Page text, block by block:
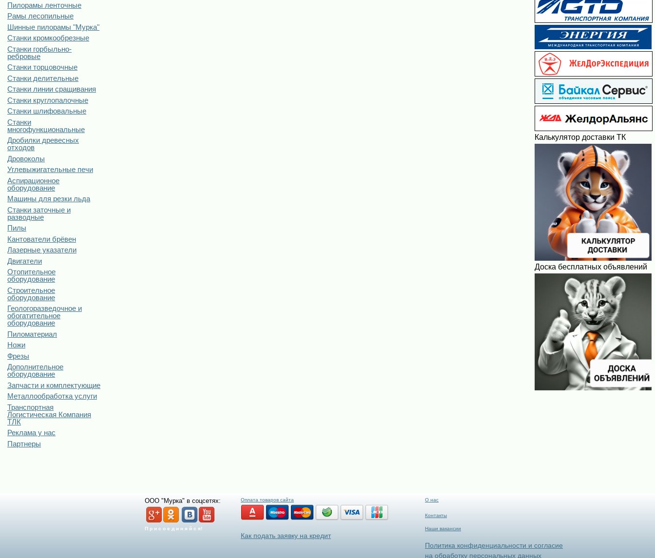
Пилорамы ленточные
Рамы лесопильные
Шинные пилорамы "Мурка"
Станки кромкообрезные
Станки горбыльно-
ребровые
Станки торцовочные
Станки делительные
Станки линии сращивания
Станки круглопалочные
Станки шлифовальные
Станки
многофункциональные
Дробилки древесных
отходов
Дровоколы
Углевыжигательные печи
Аспирационное
оборудование
Машины для резки льда
Станки заточные и
разводные
Пилы
Кантователи брёвен
Лазерные указатели
Двигатели
Отопительное
оборудование
Строительное
оборудование
Геологоразведочное и
обогатительное
оборудование
Пиломатериал
Ножи
Фрезы
Дополнительное
оборудование
Запчасти и комплектующие
Металлообработка услуги
Транспортная
Логистическая Компания
ТЛК
Реклама у нас
Партнеры
Калькулятор доставки ТК
Доска бесплатных объявлений
ООО "Мурка" в соцсетях:
П р и с о е д и н я й с я!
Оплата товаров сайта
Как подать заявку на кредит
О нас
Контакты
Наши вакансии
Политика конфиденциальности и согласие
на обработку персональных данных